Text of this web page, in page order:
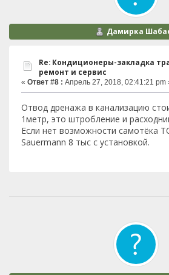
Дамирка
Re: Кондиционеры-закладка
ремонт и сервис
« Ответ #8 : Апрель 27, 2018, 02:41:21 pm
Отвод дренажа в канализацию
1метр, это штробление и
Если нет возможности самотёка
Sauermann 8 тыс с установкой.